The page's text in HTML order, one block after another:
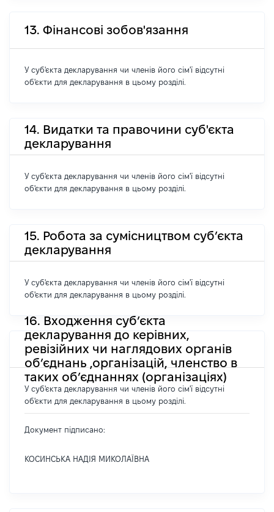
13. Фінансові зобов'язання
У суб'єкта декларування чи членів його сім'ї відсутні
об'єкти для декларування в цьому розділі.
14. Видатки та правочини суб'єкта
декларування
У суб'єкта декларування чи членів його сім'ї відсутні
об'єкти для декларування в цьому розділі.
15. Робота за сумісництвом суб’єкта
декларування
У суб'єкта декларування чи членів його сім'ї відсутні
об'єкти для декларування в цьому розділі.
16. Входження суб’єкта
декларування до керівних,
ревізійних чи наглядових органів
об’єднань ,організацій, членство в
таких об’єднаннях (організаціях)
У суб'єкта декларування чи членів його сім'ї відсутні
об'єкти для декларування в цьому розділі.
Документ підписано:
КОСИНСЬКА НАДІЯ МИКОЛАЇВНА